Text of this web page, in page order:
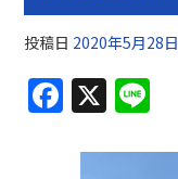
投稿日 2020年5月28日
F
a
c
X
e